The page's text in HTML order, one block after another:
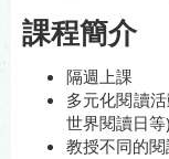
課程簡介
隔週上課
多元化閱讀
世界閱讀日等)
教授不同的